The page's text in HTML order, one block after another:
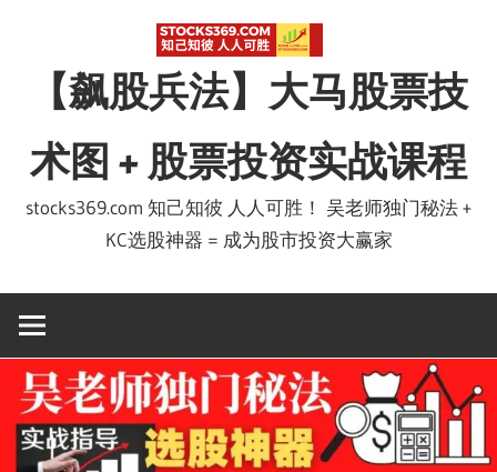
【飙股兵法】大马股票技
术图 + 股票投资实战课程
stocks369.com 知己知彼 人人可胜！ 吴老师独门秘法 +
KC选股神器 = 成为股市投资大赢家